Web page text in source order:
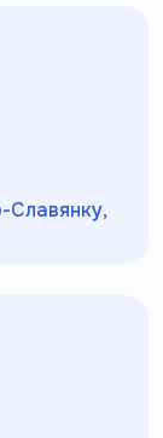
Славянку,